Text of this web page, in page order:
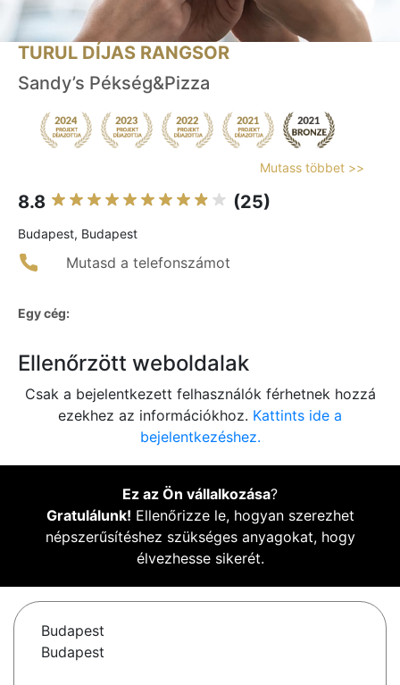
TURUL DÍJAS RANGSOR
Sandy’s Pékség&Pizza
Mutass többet >>
8.8 (25)
Budapest, Budapest
Mutasd a telefonszámot
Egy cég:
Ellenőrzött weboldalak
Csak a bejelentkezett felhasználók férhetnek hozzá
ezekhez az információkhoz. Kattints ide a
bejelentkezéshez.
Ez az Ön vállalkozása?
Gratulálunk! Ellenőrizze le, hogyan szerezhet
népszerűsítéshez szükséges anyagokat, hogy
élvezhesse sikerét.
Budapest
Budapest